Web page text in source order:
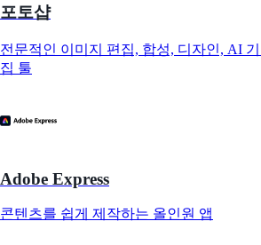
포토샵
전문적인 이미지 편집, 합성, 디자인, AI
집 툴
Adobe Express
콘텐츠를 쉽게 제작하는 올인원 앱